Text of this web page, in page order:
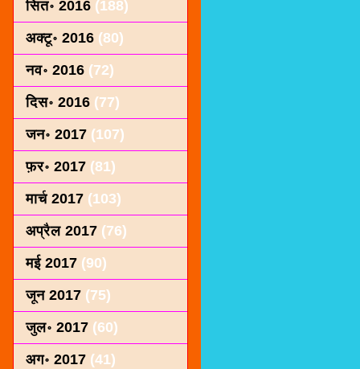
सित॰ 2016 (188)
अक्टू॰ 2016 (80)
नव॰ 2016 (72)
दिस॰ 2016 (77)
जन॰ 2017 (107)
फ़र॰ 2017 (81)
मार्च 2017 (103)
अप्रैल 2017 (76)
मई 2017 (90)
जून 2017 (75)
जुल॰ 2017 (60)
अग॰ 2017 (41)